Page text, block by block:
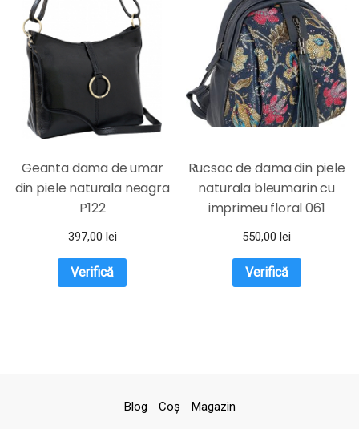
Geanta dama de umar
din piele naturala neagra
P122
397,00 lei
Verifică
Rucsac de dama din piele
naturala bleumarin cu
imprimeu floral 061
MAGAZINUL DE GENTI
550,00lei
Verifică
Blog Coş Magazin